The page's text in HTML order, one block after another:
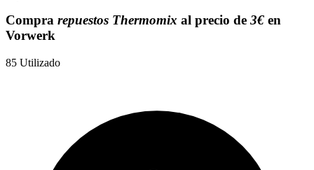
Compra repuestos Thermomix al precio de 3€ en
Vorwerk
85 Utilizado